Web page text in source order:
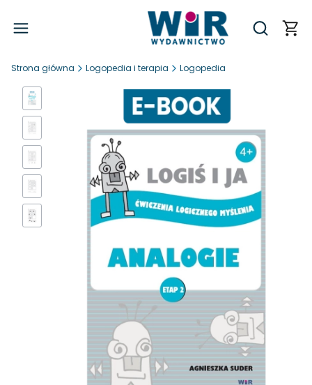
Otwórz
Strona główna Logopedia i terapia Logopedia